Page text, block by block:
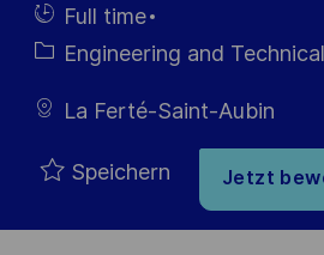
Veröffentlichung
Einstellunngstyp
Full time
Kategorie
Engineering and
La Ferté-Saint-Aubin
Speichern Jetzt